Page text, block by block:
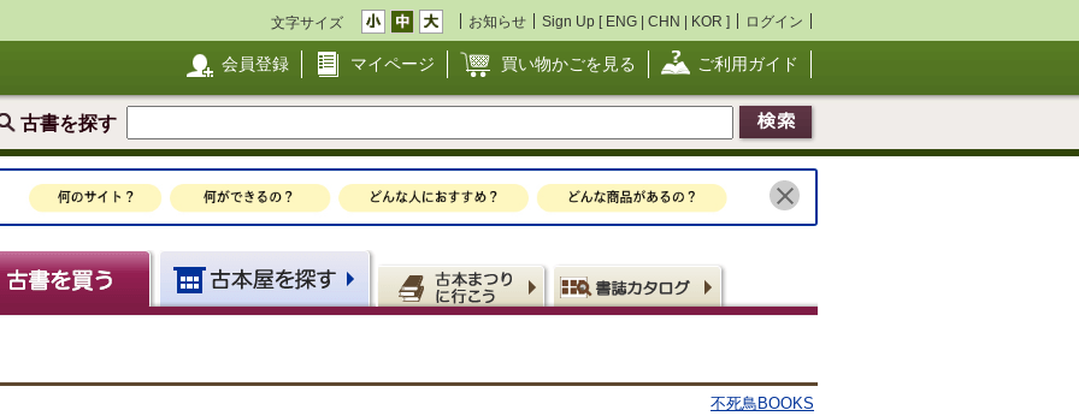
文字サイズ お知らせ Sign Up [ ENG | CHN | KOR ] ログイン
会員登録 マイページ 買い物かごを見る ご利用ガイド
古書を探す
不死鳥BOOKS